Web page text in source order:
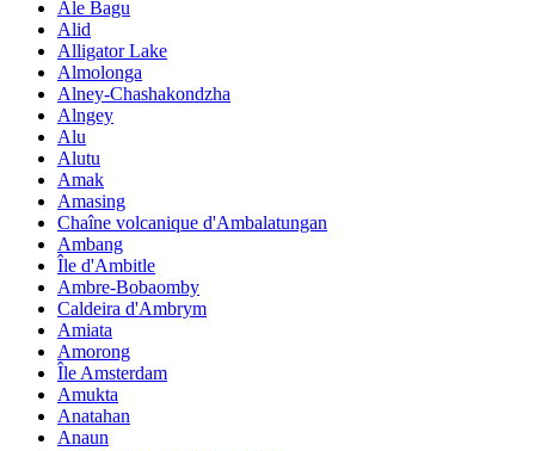
Ale Bagu
Alid
Alligator Lake
Almolonga
Alney-Chashakondzha
Alngey
Alu
Alutu
Amak
Amasing
Chaîne volcanique d'Ambalatungan
Ambang
Île d'Ambitle
Ambre-Bobaomby
Caldeira d'Ambrym
Amiata
Amorong
Île Amsterdam
Amukta
Anatahan
Anaun